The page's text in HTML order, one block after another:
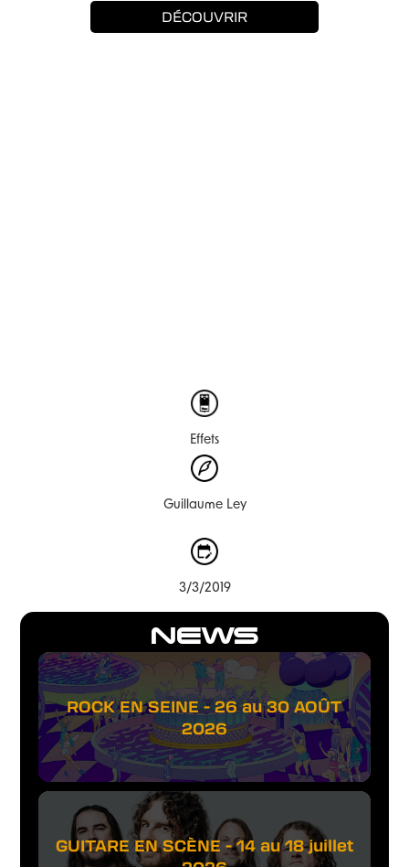
NEWS
ROCK EN SEINE - 26 au 30 AOÛT
2026
GUITARE EN SCÈNE - 14 au 18 juillet
DÉCOUVRIR
Effets
Guillaume Ley
3/3/2019